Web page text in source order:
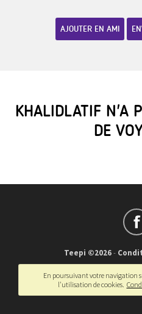
AJOUTER EN AMI
KHALIDLATIF N'A
DE
Teepi ©2026-
Français
En poursuivant votre navigation
l'utilisation de cookies.